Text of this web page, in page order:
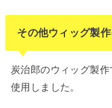
その他ウィッグ製
炭治郎のウィッグ製
使用しました。